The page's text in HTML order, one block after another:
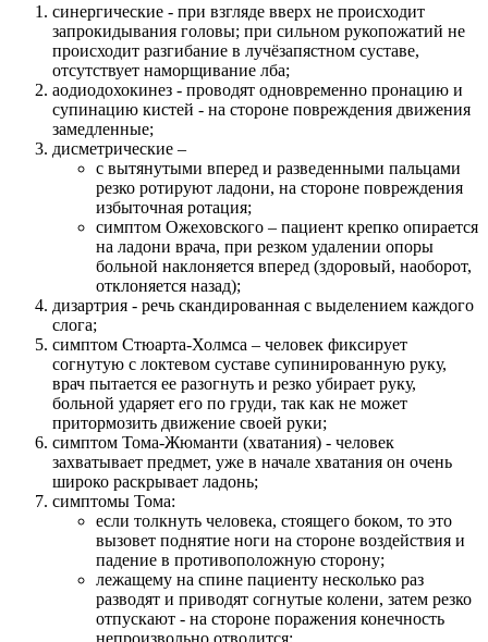
синергические - при взгляде вверх не происходит
запрокидывания головы; при сильном рукопожатий не
происходит разгибание в лучёзапястном суставе,
отсутствует наморщивание лба;
аодиодохокинез - проводят одновременно пронацию и
супинацию кистей - на стороне повреждения движения
замедленные;
дисметрические –
с вытянутыми вперед и разведенными пальцами
резко ротируют ладони, на стороне повреждения
избыточная ротация;
симптом Ожеховского – пациент крепко опирается
на ладони врача, при резком удалении опоры
больной наклоняется вперед (здоровый, наоборот,
отклоняется назад);
дизартрия - речь скандированная с выделением каждого
слога;
симптом Стюарта-Холмса – человек фиксирует
согнутую с локтевом суставе супинированную руку,
врач пытается ее разогнуть и резко убирает руку,
больной ударяет его по груди, так как не может
притормозить движение своей руки;
симптом Тома-Жюманти (хватания) - человек
захватывает предмет, уже в начале хватания он очень
широко раскрывает ладонь;
симптомы Тома:
если толкнуть человека, стоящего боком, то это
вызовет поднятие ноги на стороне воздействия и
падение в противоположную сторону;
лежащему на спине пациенту несколько раз
разводят и приводят согнутые колени, затем резко
отпускают - на стороне поражения конечность
непроизвольно отводится;